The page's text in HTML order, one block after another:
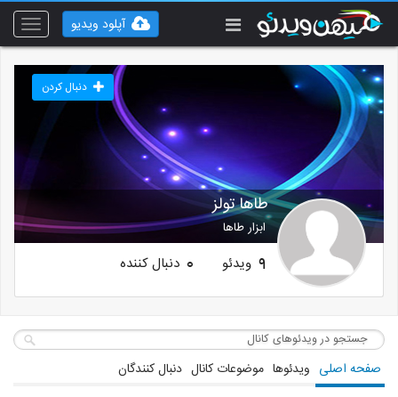
Toggle
آپلود ویدیو
طاها تولز
ابزار طاها
دنبال کردن
9 ویدئو 0 دنبال کننده
صفحه اصلی ویدئوها موضوعات کانال دنبال کنندگان